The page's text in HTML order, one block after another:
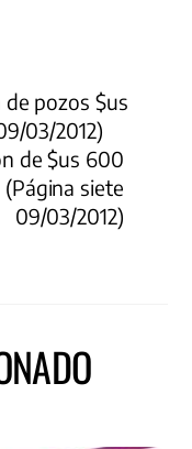
pozos $us
03/2012)
de $us 600
siete
09/03/2012)